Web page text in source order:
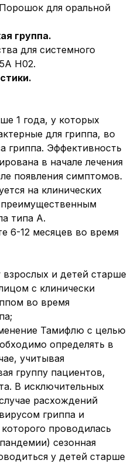
Порошок для оральной
группа.
для системного
H02.
1 года, у которых
для гриппа, во
гриппа. Эффективность
в начале лечения
появления симптомов.
на клинических
преимущественным
типа А.
6-12 месяцев во время
взрослых и детей старше
с клинически
во время
Тамифлю с целью
определять в
учитывая
группу пациентов,
В исключительных
расхождений
гриппа и
проводилась
сезонная
у детей старше